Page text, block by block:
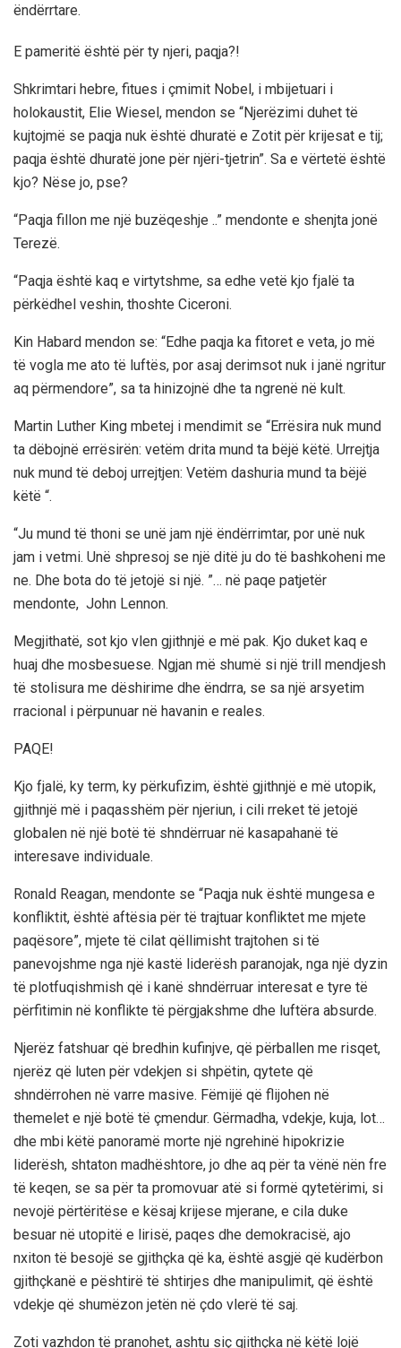
ëndërrtare.
E pameritë është për ty njeri, paqja?!
Shkrimtari hebre, fitues i çmimit Nobel, i mbijetuari i
holokaustit, Elie Wiesel, mendon se “Njerëzimi duhet të
kujtojmë se paqja nuk është dhuratë e Zotit për krijesat e tij;
paqja është dhuratë jone për njëri-tjetrin”. Sa e vërtetë është
kjo? Nëse jo, pse?
“Paqja fillon me një buzëqeshje ..” mendonte e shenjta jonë
Terezë.
“Paqja është kaq e virtytshme, sa edhe vetë kjo fjalë ta
përkëdhel veshin, thoshte Ciceroni.
Kin Habard mendon se: “Edhe paqja ka fitoret e veta, jo më
të vogla me ato të luftës, por asaj derimsot nuk i janë ngritur
aq përmendore”, sa ta hinizojnë dhe ta ngrenë në kult.
Martin Luther King mbetej i mendimit se “Errësira nuk mund
ta dëbojnë errësirën: vetëm drita mund ta bëjë këtë. Urrejtja
nuk mund të deboj urrejtjen: Vetëm dashuria mund ta bëjë
këtë “.
“Ju mund të thoni se unë jam një ëndërrimtar, por unë nuk
jam i vetmi. Unë shpresoj se një ditë ju do të bashkoheni me
ne. Dhe bota do të jetojë si një. ”… në paqe patjetër
mendonte, John Lennon.
Megjithatë, sot kjo vlen gjithnjë e më pak. Kjo duket kaq e
huaj dhe mosbesuese. Ngjan më shumë si një trill mendjesh
të stolisura me dëshirime dhe ëndrra, se sa një arsyetim
rracional i përpunuar në havanin e reales.
PAQE!
Kjo fjalë, ky term, ky përkufizim, është gjithnjë e më utopik,
gjithnjë më i paqasshëm për njeriun, i cili rreket të jetojë
globalen në një botë të shndërruar në kasapahanë të
interesave individuale.
Ronald Reagan, mendonte se “Paqja nuk është mungesa e
konfliktit, është aftësia për të trajtuar konfliktet me mjete
paqësore”, mjete të cilat qëllimisht trajtohen si të
panevojshme nga një kastë liderësh paranojak, nga një dyzin
të plotfuqishmish që i kanë shndërruar interesat e tyre të
përfitimin në konflikte të përgjakshme dhe luftëra absurde.
Njerëz fatshuar që bredhin kufinjve, që përballen me risqet,
njerëz që luten për vdekjen si shpëtin, qytete që
shndërrohen në varre masive. Fëmijë që flijohen në
themelet e një botë të çmendur. Gërmadha, vdekje, kuja, lot…
dhe mbi këtë panoramë morte një ngrehinë hipokrizie
liderësh, shtaton madhështore, jo dhe aq për ta vënë nën fre
të keqen, se sa për ta promovuar atë si formë qytetërimi, si
nevojë përtëritëse e kësaj krijese mjerane, e cila duke
besuar në utopitë e lirisë, paqes dhe demokracisë, ajo
nxiton të besojë se gjithçka që ka, është asgjë që kudërbon
gjithçkanë e pështirë të shtirjes dhe manipulimit, që është
vdekje që shumëzon jetën në çdo vlerë të saj.
Zoti vazhdon të pranohet, ashtu siç gjithçka në këtë lojë